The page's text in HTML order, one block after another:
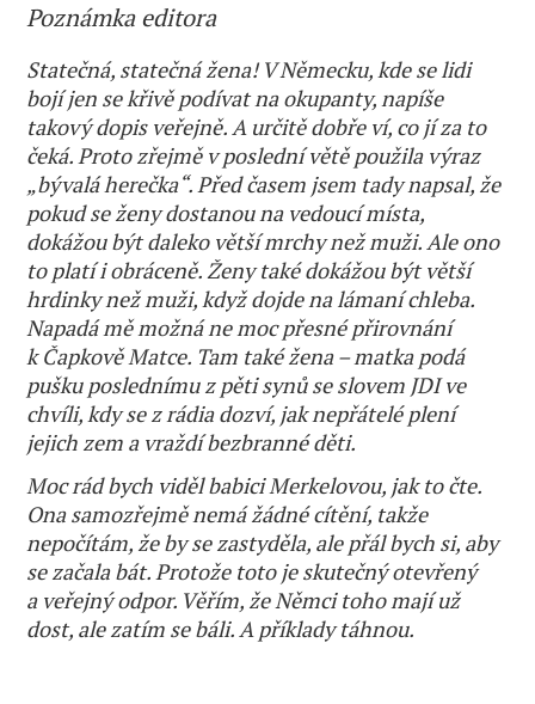
Poznámka editora
Statečná, statečná žena! V Německu, kde se lidi
bojí jen se křivě podívat na okupanty, napíše
takový dopis veřejně. A určitě dobře ví, co jí za to
čeká. Proto zřejmě v poslední větě použila výraz
„bývalá herečka“. Před časem jsem tady napsal, že
pokud se ženy dostanou na vedoucí místa,
dokážou být daleko větší mrchy než muži. Ale ono
to platí i obráceně. Ženy také dokážou být větší
hrdinky než muži, když dojde na lámaní chleba.
Napadá mě možná ne moc přesné přirovnání
k Čapkově Matce. Tam také žena – matka podá
pušku poslednímu z pěti synů se slovem JDI ve
chvíli, kdy se z rádia dozví, jak nepřátelé plení
jejich zem a vraždí bezbranné děti.
Moc rád bych viděl babici Merkelovou, jak to čte.
Ona samozřejmě nemá žádné cítění, takže
nepočítám, že by se zastyděla, ale přál bych si, aby
se začala bát. Protože toto je skutečný otevřený
a veřejný odpor. Věřím, že Němci toho mají už
dost, ale zatím se báli. A příklady táhnou.